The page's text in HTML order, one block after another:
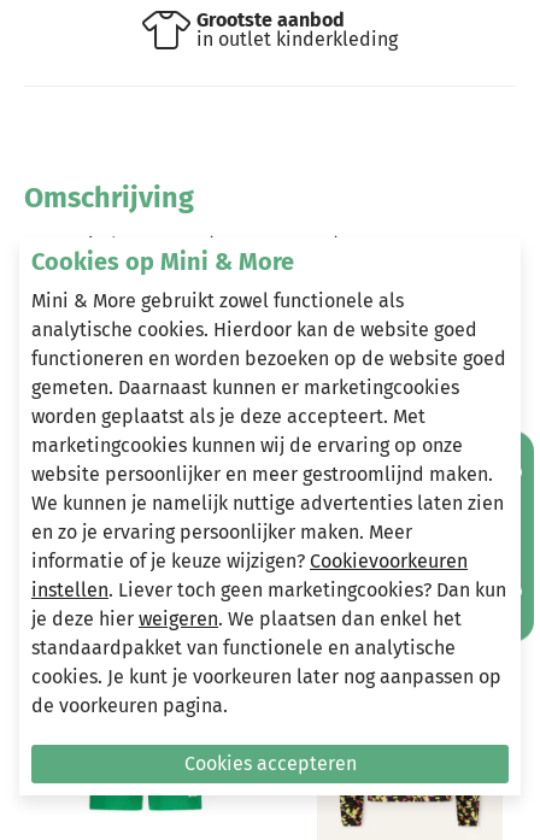
Grootste aanbod
in outlet kinderkleding
Omschrijving
B.Nosy jurk magenta (Y303-5891-221)
Heeft u vragen?
Stuur een e-mail
info@miniandmore.nl
Andere bekeken ook
Wellicht ook iets voor jou?
-70% -70% Mis geen aanbiedingen!
Cookies op Mini & More
Mini & More gebruikt zowel functionele als
analytische cookies. Hierdoor kan de website goed
functioneren en worden bezoeken op de website goed
gemeten. Daarnaast kunnen er marketingcookies
worden geplaatst als je deze accepteert. Met
marketingcookies kunnen wij de ervaring op onze
website persoonlijker en meer gestroomlijnd maken.
We kunnen je namelijk nuttige advertenties laten zien
en zo je ervaring persoonlijker maken. Meer
informatie of je keuze wijzigen? Cookievoorkeuren
instellen. Liever toch geen marketingcookies? Dan kun
je deze hier weigeren. We plaatsen dan enkel het
standaardpakket van functionele en analytische
cookies. Je kunt je voorkeuren later nog aanpassen op
de voorkeuren pagina.
Cookies accepteren